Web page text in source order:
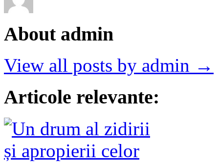
About admin
View all posts by admin →
Articole relevante: